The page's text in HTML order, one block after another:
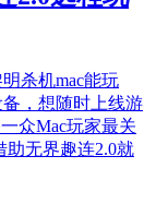
杀机mac能玩
，想随时上线游
众Mac玩家最关
助无界趣连2.0就